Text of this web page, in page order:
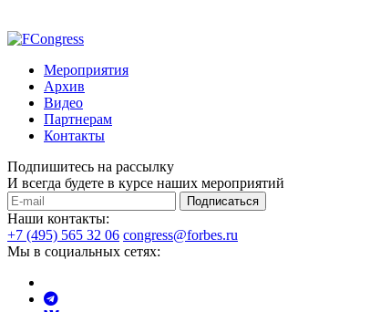
Мероприятия
Архив
Видео
Партнерам
Контакты
Подпишитесь на рассылку
И всегда будете в курсе наших мероприятий
Подписаться
Наши контакты:
+7 (495) 565 32 06 congress@forbes.ru
Мы в социальных сетях: